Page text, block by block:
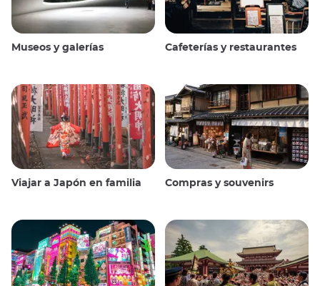
Museos y galerías Cafeterías y restaurantes
Viajar a Japón en familia Compras y souvenirs